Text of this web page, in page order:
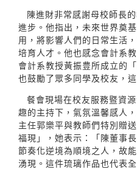
陳進財非常感謝母校師長
進步。他指出，未來世界奠
用，將影響人們的日常生活
培育人才。他也感念會計系
會計系教授黃振豊所成立的
也鼓勵了眾多同學及校友，
餐會現場在校友服務暨資
趣的主持下，氣氛溫馨感人
主任郭樂平與教師們特別贈
福現」，她表示：「陳董事
節奏化逆境為順境之人，故
湧現。這件琉璃作品也代表